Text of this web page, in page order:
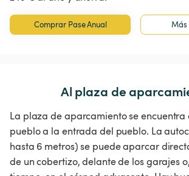
Comprar Pase Anual
Al plaza de
La plaza de aparcamiento se encuentra
pueblo a la entrada del pueblo. La
hasta 6 metros) se puede aparcar
de un cobertizo, delante de los garajes